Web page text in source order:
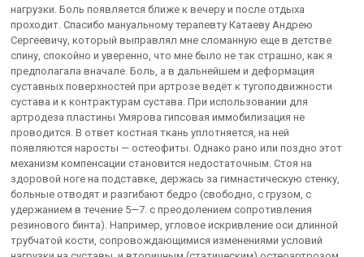
нагрузки. Боль появляется ближе к вечеру и после отдыха
проходит. Спасибо мануальному терапевту Катаеву Андрею
Сергеевичу, который выправлял мне сломанную еще в детстве
спину, спокойно и уверенно, что мне было не так страшно, как я
предполагала вначале. Боль, а в дальнейшем и деформация
суставных поверхностей при артрозе ведёт к тугоподвижности
сустава и к контрактурам сустава. При использовании для
артродеза пластины Умярова гипсовая иммобилизация не
проводится. В ответ костная ткань уплотняется, на ней
появляются наросты — остеофиты. Однако рано или поздно этот
механизм компенсации становится недостаточным. Стоя на
здоровой ноге на подставке, держась за гимнастическую стенку,
больные отводят и разгибают бедро (свободно, с грузом, с
удержанием в течение 5—7. с преодолением сопротивления
резинового бинта). Например, угловое искривление оси длинной
трубчатой кости, сопровождающимися изменениями условий